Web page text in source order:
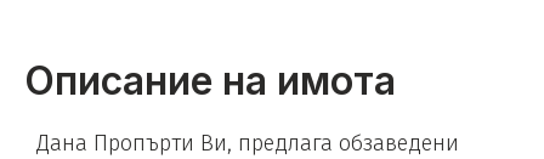
Описание на имота
Дана Пропърти Ви, предлага обзаведени